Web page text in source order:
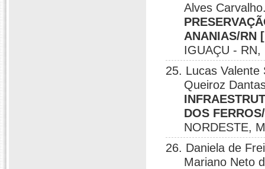
Alves
ANANIAS/RN
IGUAÇU - RN,
25. Lucas Valente
Queiroz
DOS
NORDESTE,
26. Daniela de
Mariano Neto